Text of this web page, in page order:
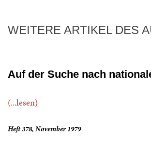
WEITERE ARTIKEL DES
Auf der Suche nach
(...lesen)
Heft 378, November 1979